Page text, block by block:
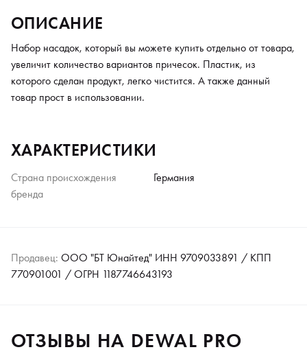
ОПИСАНИЕ
Набор насадок, который вы можете купить отдельно от товара,
увеличит количество вариантов причесок. Пластик, из
которого сделан продукт, легко чистится. А также данный
товар прост в использовании.
ХАРАКТЕРИСТИКИ
Страна происхождения
бренда
Германия
Продавец: ООО "БТ Юнайтед" ИНН 9709033891 / КПП
770901001 / ОГРН 1187746643193
ОТЗЫВЫ НА DEWAL PRO